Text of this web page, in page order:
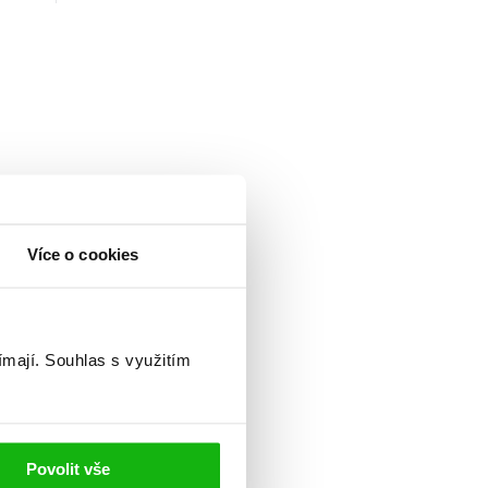
Více o cookies
Souhlas s využitím
Povolit vše